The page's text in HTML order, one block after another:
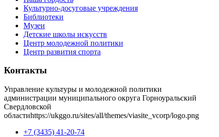
Культурно-досуговые учреждения
Библиотеки
Музеи
Детские школы искусств
Центр молодежной политики
Центр развития спорта
Контакты
Управление культуры и молодежной политики
администрации муниципального округа Горноуральский
Свердловской
областиhttps://ukggo.ru/sites/all/themes/viasite_vcorp/logo.png
+7 (3435) 41-20-74